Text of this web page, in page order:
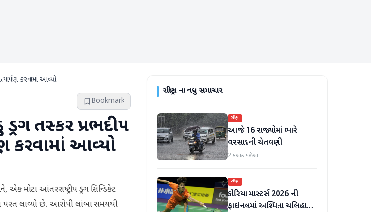
કરવામાં આવ્યો
Bookmark
તસ્કર પ્રભદીપ
કરવામાં આવ્યો
મોટા આંતરરાષ્ટ્રીય ડ્રગ સિન્ડિકેટ
પરત લાવ્યો છે. આરોપી લાંબા સમયથી
રાષ્ટ્રીયના વધુ સમાચાર
રાષ્ટ્રીય
આજે 16 રાજ્યોમાં ભારે
વરસાદની ચેતવણી
2 કલાક પહેલા
રાષ્ટ્રીય
કોરિયા માસ્ટર્સ 2026 ની
ફાઇનલમાં અશ્મિતા ચલિહાએ